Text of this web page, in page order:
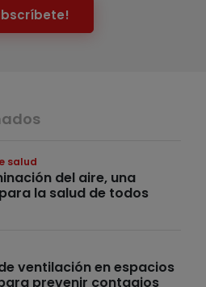
salud
del aire, una
la salud de todos
ventilación en espacios
prevenir contagios